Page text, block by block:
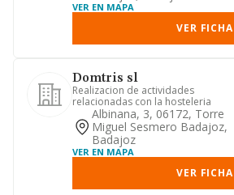
VER EN MAPA
VER FICHA
Domtris sl
Realizacion de actividades
relacionadas con la hosteleria
Albinana, 3, 06172, Torre
Miguel Sesmero Badajoz,
Badajoz
VER EN MAPA
VER FICHA